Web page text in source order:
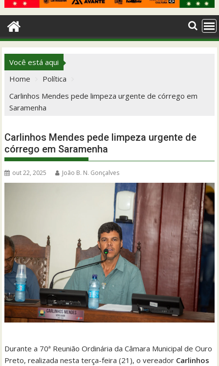
Você está aqui
Home
Política
Carlinhos Mendes pede limpeza urgente de córrego em
Saramenha
Carlinhos Mendes pede limpeza urgente de
córrego em Saramenha
out 22, 2025 João B. N. Gonçalves
Durante a 70ª Reunião Ordinária da Câmara Municipal de Ouro
Preto, realizada nesta terça-feira (21), o vereador Carlinhos